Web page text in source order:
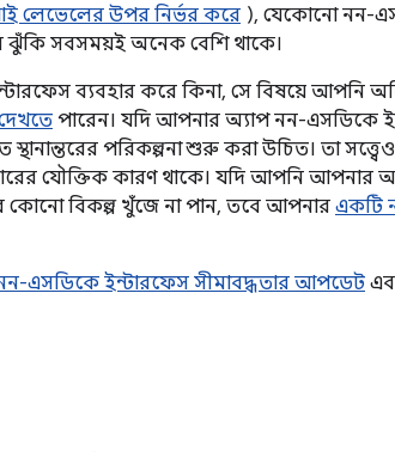
লেভেলের উপর নির্ভর করে ), যেকোনো নন-
ঝুঁকি সবসময়ই অনেক বেশি থাকে।
ব্যবহার করে কিনা, সে বিষয়ে আপনি
পারেন। যদি আপনার অ্যাপ নন-এসডিকে
পরিকল্পনা শুরু করা উচিত। তা
যৌক্তিক কারণ থাকে। যদি আপনি আপনার
কোনো বিকল্প খুঁজে না পান, তবে আপনার একটি
এসডিকে ইন্টারফেস সীমাবদ্ধতার আপডেট